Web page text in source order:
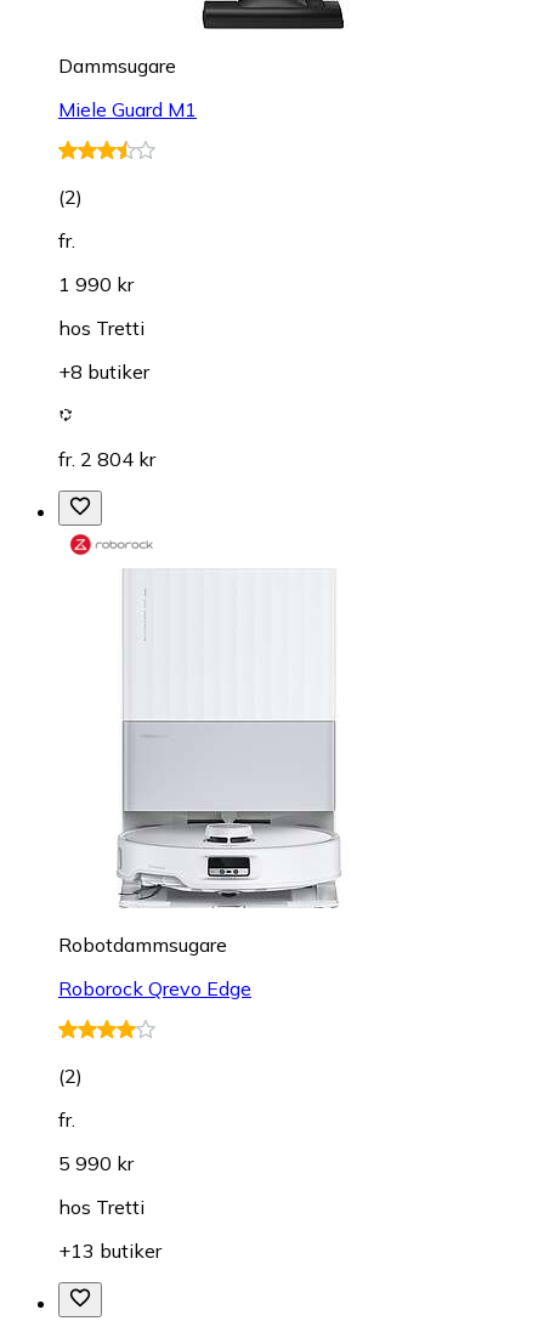
Dammsugare
Miele Guard M1
(2)
fr.
1 990 kr
hos Tretti
+8 butiker
fr. 2 804 kr
Robotdammsugare
Roborock Qrevo Edge
(2)
fr.
5 990 kr
hos Tretti
+13 butiker